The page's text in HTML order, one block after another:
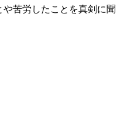
苦労したことを真剣に聞